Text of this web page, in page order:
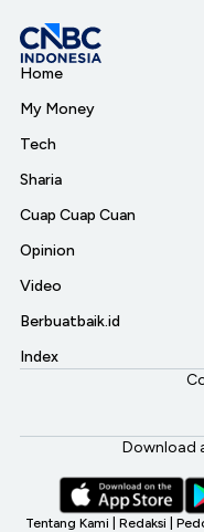
Home
My Money
Tech
Sharia
Cuap Cuap Cuan
Opinion
Video
Berbuatbaik.id
Index
Download
Tentang Kami Redaksi